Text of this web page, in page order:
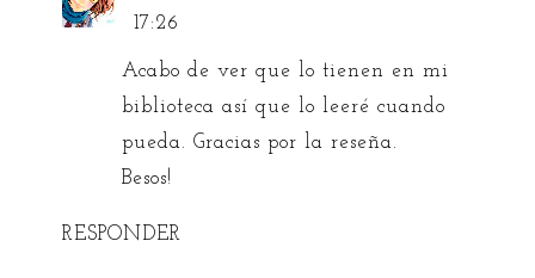
17:26
Acabo de ver que lo tienen en mi
biblioteca así que lo leeré cuando
pueda. Gracias por la reseña.
Besos!
RESPONDER